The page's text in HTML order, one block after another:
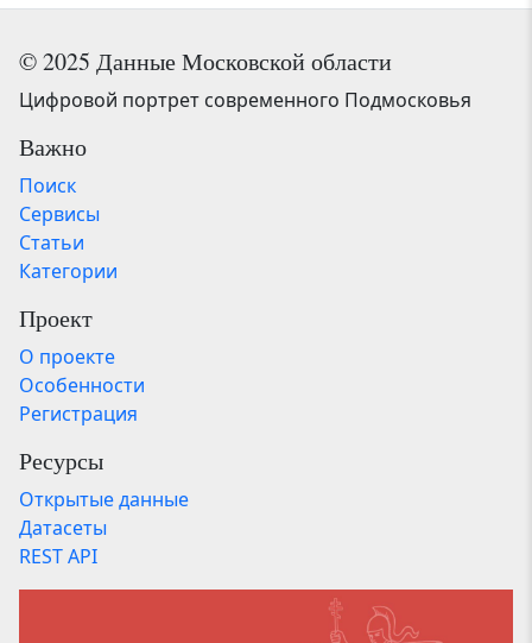
© 2025 Данные Московской области
Цифровой портрет современного Подмосковья
Важно
Поиск
Сервисы
Статьи
Категории
Проект
О проекте
Особенности
Регистрация
Ресурсы
Открытые данные
Датасеты
REST API